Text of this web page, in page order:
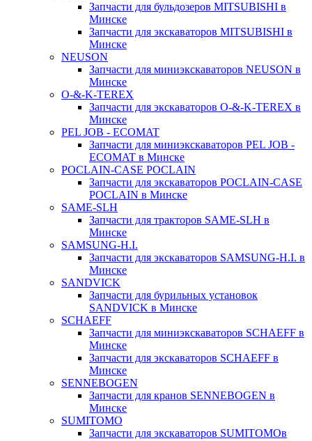
Запчасти для бульдозеров MITSUBISHI в
Минске
Запчасти для экскаваторов MITSUBISHI в
Минске
NEUSON
Запчасти для миниэкскаваторов NEUSON в
Минске
O-&-K-TEREX
Запчасти для экскаваторов O-&-K-TEREX в
Минске
PEL JOB - ECOMAT
Запчасти для миниэкскаваторов PEL JOB -
ECOMAT в Минске
POCLAIN-CASE POCLAIN
Запчасти для экскаваторов POCLAIN-CASE
POCLAIN в Минске
SAME-SLH
Запчасти для тракторов SAME-SLH в
Минске
SAMSUNG-H.I.
Запчасти для экскаваторов SAMSUNG-H.I. в
Минске
SANDVICK
Запчасти для бурильных установок
SANDVICK в Минске
SCHAEFF
Запчасти для миниэкскаваторов SCHAEFF в
Минске
Запчасти для экскаваторов SCHAEFF в
Минске
SENNEBOGEN
Запчасти для кранов SENNEBOGEN в
Минске
SUMITOMO
Запчасти для экскаваторов SUMITOMOв